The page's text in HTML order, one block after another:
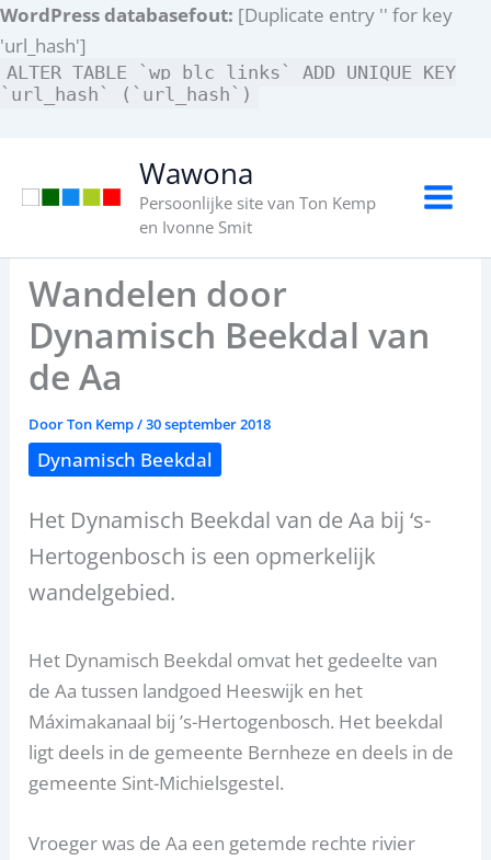
WordPress databasefout: [Duplicate entry '' for key
'url_hash']
ALTER TABLE `wp_blc_links` ADD UNIQUE KEY
`url_hash` (`url_hash`)
naar
Wawona
Persoonlijke site van Ton Kemp
en Ivonne Smit
Wandelen door
Dynamisch Beekdal van
de Aa
DoorTon Kemp/30 september 2018
Dynamisch Beekdal
Het Dynamisch Beekdal van de Aa bij ‘s-
Hertogenbosch is een opmerkelijk
wandelgebied.
Het Dynamisch Beekdal omvat het gedeelte van
de Aa tussen landgoed Heeswijk en het
Máximakanaal bij ’s-Hertogenbosch. Het beekdal
ligt deels in de gemeente Bernheze en deels in de
gemeente Sint-Michielsgestel.
Vroeger was de Aa een getemde rechte rivier